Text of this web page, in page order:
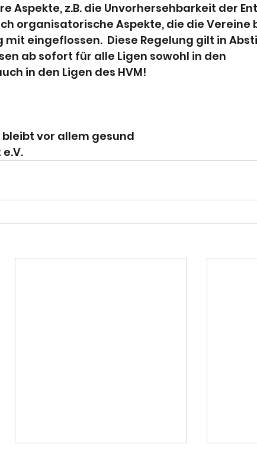
Aspekte, z.B. die Unvorhersehbarkeit der
organisatorische Aspekte, die die Vereine
mit eingeflossen.  Diese Regelung gilt in
ab sofort für alle Ligen sowohl in den
in den Ligen des HVM!
vor allem gesund